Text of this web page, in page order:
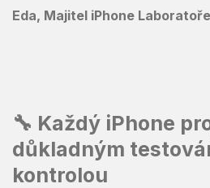
Eda, Majitel iPhone
🔧 Každý iPhone
důkladným
kontrolou